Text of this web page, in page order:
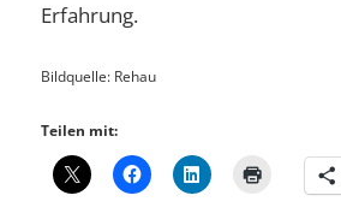
Erfahrung.
Bildquelle: Rehau
Teilen mit: